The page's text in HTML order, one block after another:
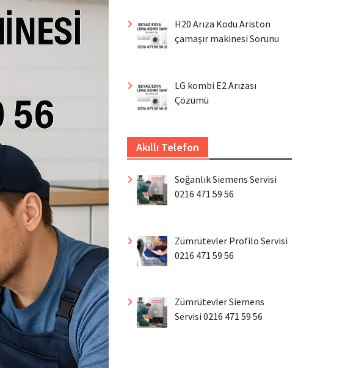
H20 Arıza Kodu Ariston
çamaşır makinesi Sorunu
LG kombi E2 Arızası
Çözümü
Akıllı Telefon
Soğanlık Siemens Servisi
0216 471 59 56
Zümrütevler Profilo Servisi
0216 471 59 56
Zümrütevler Siemens
Servisi 0216 471 59 56